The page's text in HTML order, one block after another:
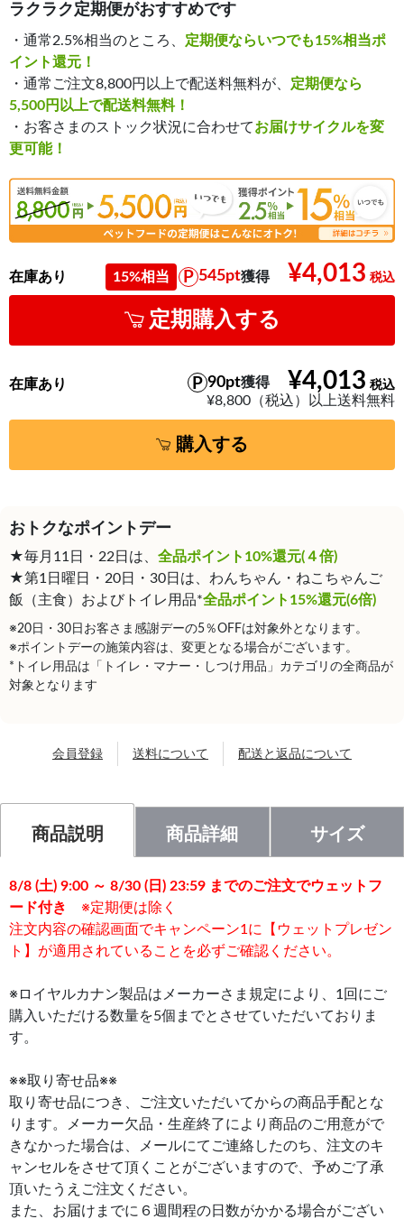
ラクラク定期便がおすすめです
・通常2.5%相当のところ、 定期便ならいつでも15%相当ポ
イント還元！
・通常ご注文8,800円以上で配送料無料が、 定期便なら
5,500円以上で配送料無料！
・お客さまのストック状況に合わせてお届けサイクルを変
更可能！
¥4,013
15%相当 545pt獲得
在庫あり
定期購入する
¥4,013
90pt獲得
¥8,800（税込）以上送料無料
在庫あり
購入する
おトクなポイントデー
★毎月11日・22日は、 全品ポイント10%還元(４倍)
★第1日曜日・20日・30日は、わんちゃん・ねこちゃんご
飯（主食）およびトイレ用品*全品ポイント15%還元(6倍)
※20日・30日お客さま感謝デーの5％OFFは対象外となります。
※ポイントデーの施策内容は、変更となる場合がございます。
*トイレ用品は「トイレ・マナー・しつけ用品」カテゴリの全商品が
対象となります
会員登録 送料について 配送と返品について
商品説明 商品詳細 サイズ
8/8 (土) 9:00 ～ 8/30 (日) 23:59 までのご注文でウェットフ
ード付き
※定期便は除く
注文内容の確認画面でキャンペーン1に【ウェットプレゼン
ト】が適用されていることを必ずご確認ください。
※ロイヤルカナン製品はメーカーさま規定により、1回にご
購入いただける数量を5個までとさせていただいておりま
す。
※※取り寄せ品※※
取り寄せ品につき、ご注文いただいてからの商品手配とな
ります。メーカー欠品・生産終了により商品のご用意がで
きなかった場合は、メールにてご連絡したのち、注文のキ
ャンセルをさせて頂くことがございますので、予めご了承
頂いたうえご注文ください。
また、お届けまでに６週間程の日数がかかる場合がござい